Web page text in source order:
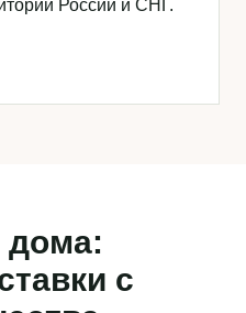
России и СНГ.
дома:
с